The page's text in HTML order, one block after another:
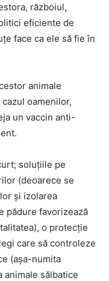
războiul,
eficiente de
face ca ele să fie în
animale
oamenilor,
un vaccin anti-
soluţiile pe
(deoarece se
şi izolarea
pădure favorizează
o protecţie
care să controleze
(aşa-numita
animale sălbatice